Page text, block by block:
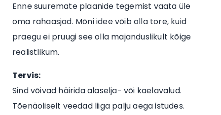
Enne suuremate plaanide tegemist vaata üle
oma rahaasjad. Mõni idee võib olla tore, kuid
praegu ei pruugi see olla majanduslikult kõige
realistlikum.
Tervis:
Sind võivad häirida alaselja- või kaelavalud.
Tõenäoliselt veedad liiga palju aega istudes.